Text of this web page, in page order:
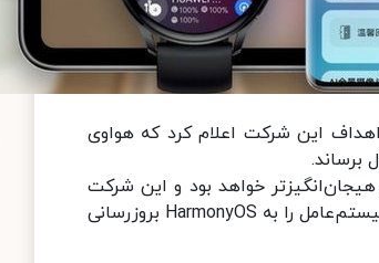
این شرکت اعلام کرد که هواوی
نیز اشاره کرد که سال 2022 بسیار مهم‌تر و هیجان‌انگیزتر خواهد بود و این شرکت
قصد دارد تعداد 1.23 میلیارد دستگاه هوشمند شامل کلیه ابزارهای با قابلیت نصب سیستم‌عامل را به HarmonyOS بروزرسانی